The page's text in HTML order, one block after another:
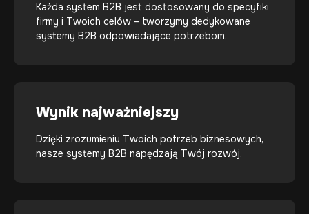
Każda system B2B jest dostosowany do specyfiki
firmy i Twoich celów – tworzymy dedykowane
systemy B2B odpowiadające potrzebom.
Wynik najważniejszy
Dzięki zrozumieniu Twoich potrzeb biznesowych,
nasze systemy B2B napędzają Twój rozwój.